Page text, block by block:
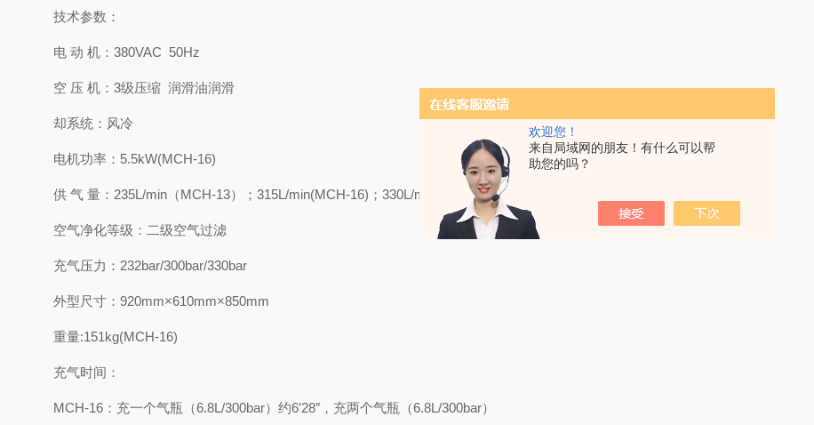
欢迎您！
来自局域网的朋友！有什么可以帮
助您的吗？
技术参数：
电 动 机：380VAC 50Hz
空 压 机：3级压缩 润滑油润滑
却系统：风冷
电机功率：5.5kW(MCH-16)
供 气 量：235L/min（MCH-13）；315L/min(MCH-16)；330L/min(MCH-18)
空气净化等级：二级空气过滤
充气压力：232bar/300bar/330bar
外型尺寸：920mm×610mm×850mm
重量:151kg(MCH-16)
充气时间：
MCH-16：充一个气瓶（6.8L/300bar）约6′28″，充两个气瓶（6.8L/300bar）